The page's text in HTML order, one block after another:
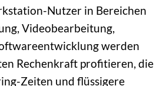
Nutzer in Bereichen
Videobearbeitung,
werden
Rechenkraft profitieren, die
Zeiten und flüssigere